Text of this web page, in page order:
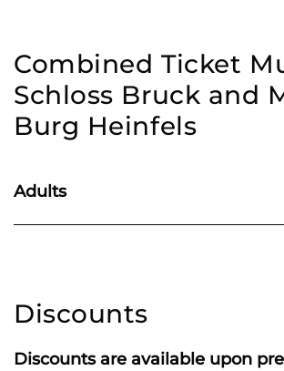
Combined Ticket
Schloss Bruck and
Burg Heinfels
Adults
Discounts
Discounts are available upon